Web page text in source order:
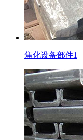
焦化设备部件1